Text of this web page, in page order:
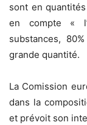
sont en
en compte «
substances,
grande quantité.
La Comission
dans la
et prévoit son